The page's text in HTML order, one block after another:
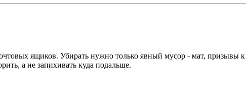
ящиков. Убирать нужно только явный мусор - мат, призывы к
а не запихивать куда подальше.